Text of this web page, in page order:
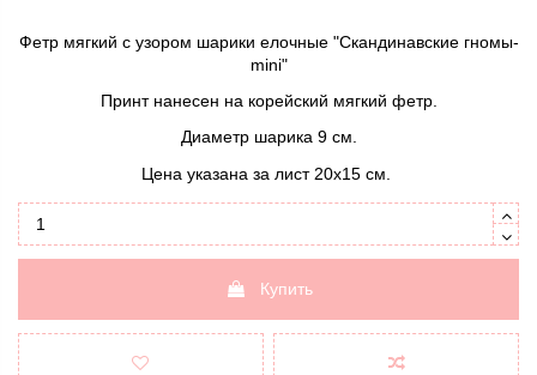
Фетр мягкий с узором шарики елочные "Скандинавские гномы-
mini"
Принт нанесен на корейский мягкий фетр.
Диаметр шарика 9 см.
Цена указана за лист 20х15 см.
Купить